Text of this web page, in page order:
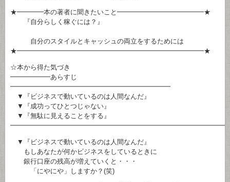
★━━━━本の著者に聞きたいこと━━━━━━━━━━━━━★
『自分らしく稼ぐには？』
自分のスタイルとキャッシュの両立をするためには
★━━━━━━━━━━━━━━━━━━━━━━━━━━━━★
☆本から得た気づき
━━━━━━あらすじ
━━━━━━━━━━━━━━━━━━━━━━━━
▼『ビジネスで動いているのは人間なんだ』
▼『成功ってひとつじゃない』
▼『無駄に見えることをする』
▼『ビジネスで動いているのは人間なんだ』
もしあなたが何かビジネスをしているときに
銀行口座の残高が増えていくと・・・
「にやにや」しますか？(笑)